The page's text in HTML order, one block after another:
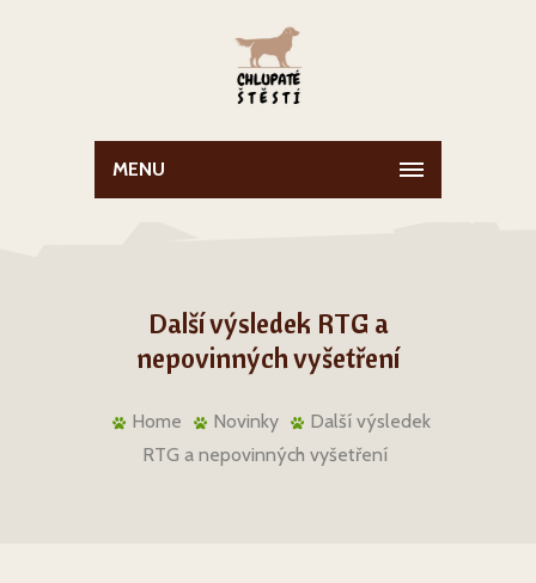
MENU
Další výsledek RTG a
nepovinných vyšetření
Home Novinky
Další výsledek
RTG a nepovinných vyšetření